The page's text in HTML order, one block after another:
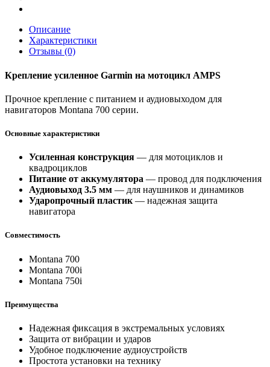
Описание
Характеристики
Отзывы (0)
Крепление усиленное Garmin на мотоцикл AMPS
Прочное крепление с питанием и аудиовыходом для
навигаторов Montana 700 серии.
Основные характеристики
Усиленная конструкция — для мотоциклов и
квадроциклов
Питание от аккумулятора — провод для подключения
Аудиовыход 3.5 мм — для наушников и динамиков
Ударопрочный пластик — надежная защита
навигатора
Совместимость
Montana 700
Montana 700i
Montana 750i
Преимущества
Надежная фиксация в экстремальных условиях
Защита от вибрации и ударов
Удобное подключение аудиоустройств
Простота установки на технику